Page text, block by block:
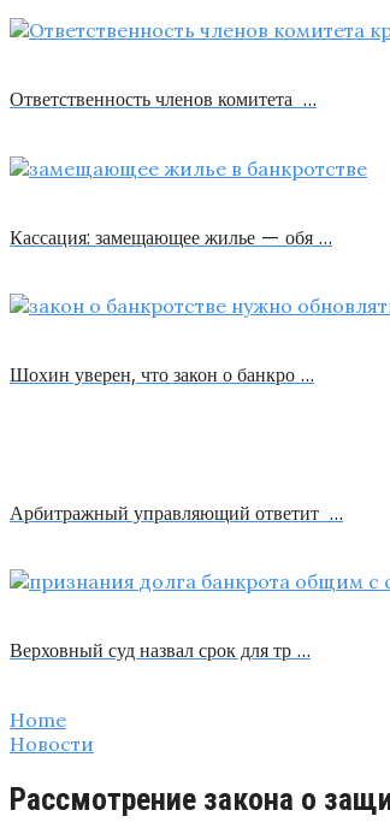
Ответственность членов комитета …
Кассация: замещающее жилье — обя …
Шохин уверен, что закон о банкро …
Арбитражный управляющий ответит …
Верховный суд назвал срок для тр …
Home
Новости
Рассмотрение закона о